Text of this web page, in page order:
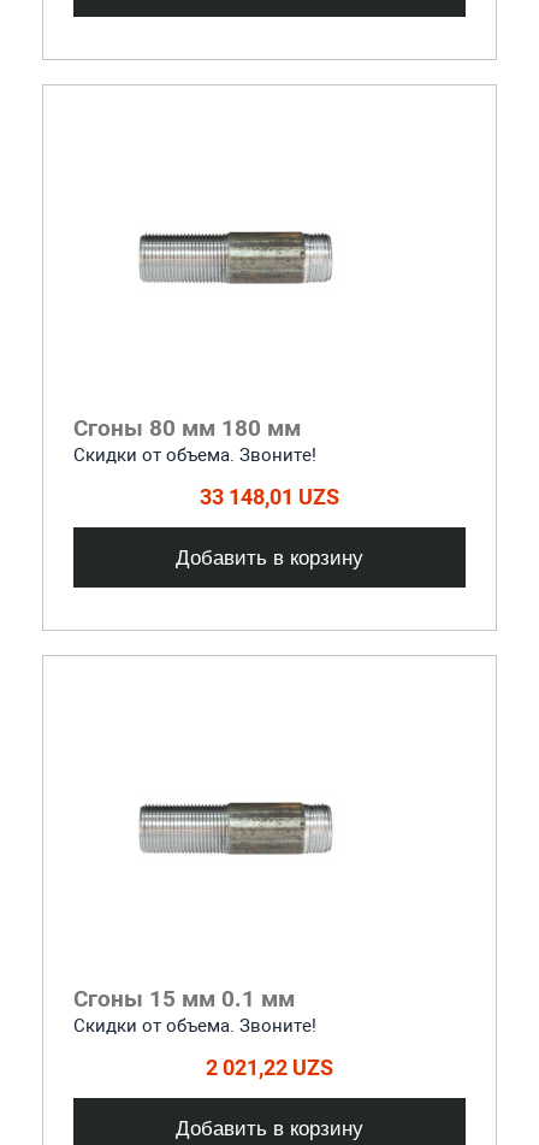
Сгоны 80 мм 180 мм
Скидки от объема. Звоните!
33 148,01 UZS
Добавить в корзину
Сгоны 15 мм 0.1 мм
Скидки от объема. Звоните!
2 021,22 UZS
Добавить в корзину